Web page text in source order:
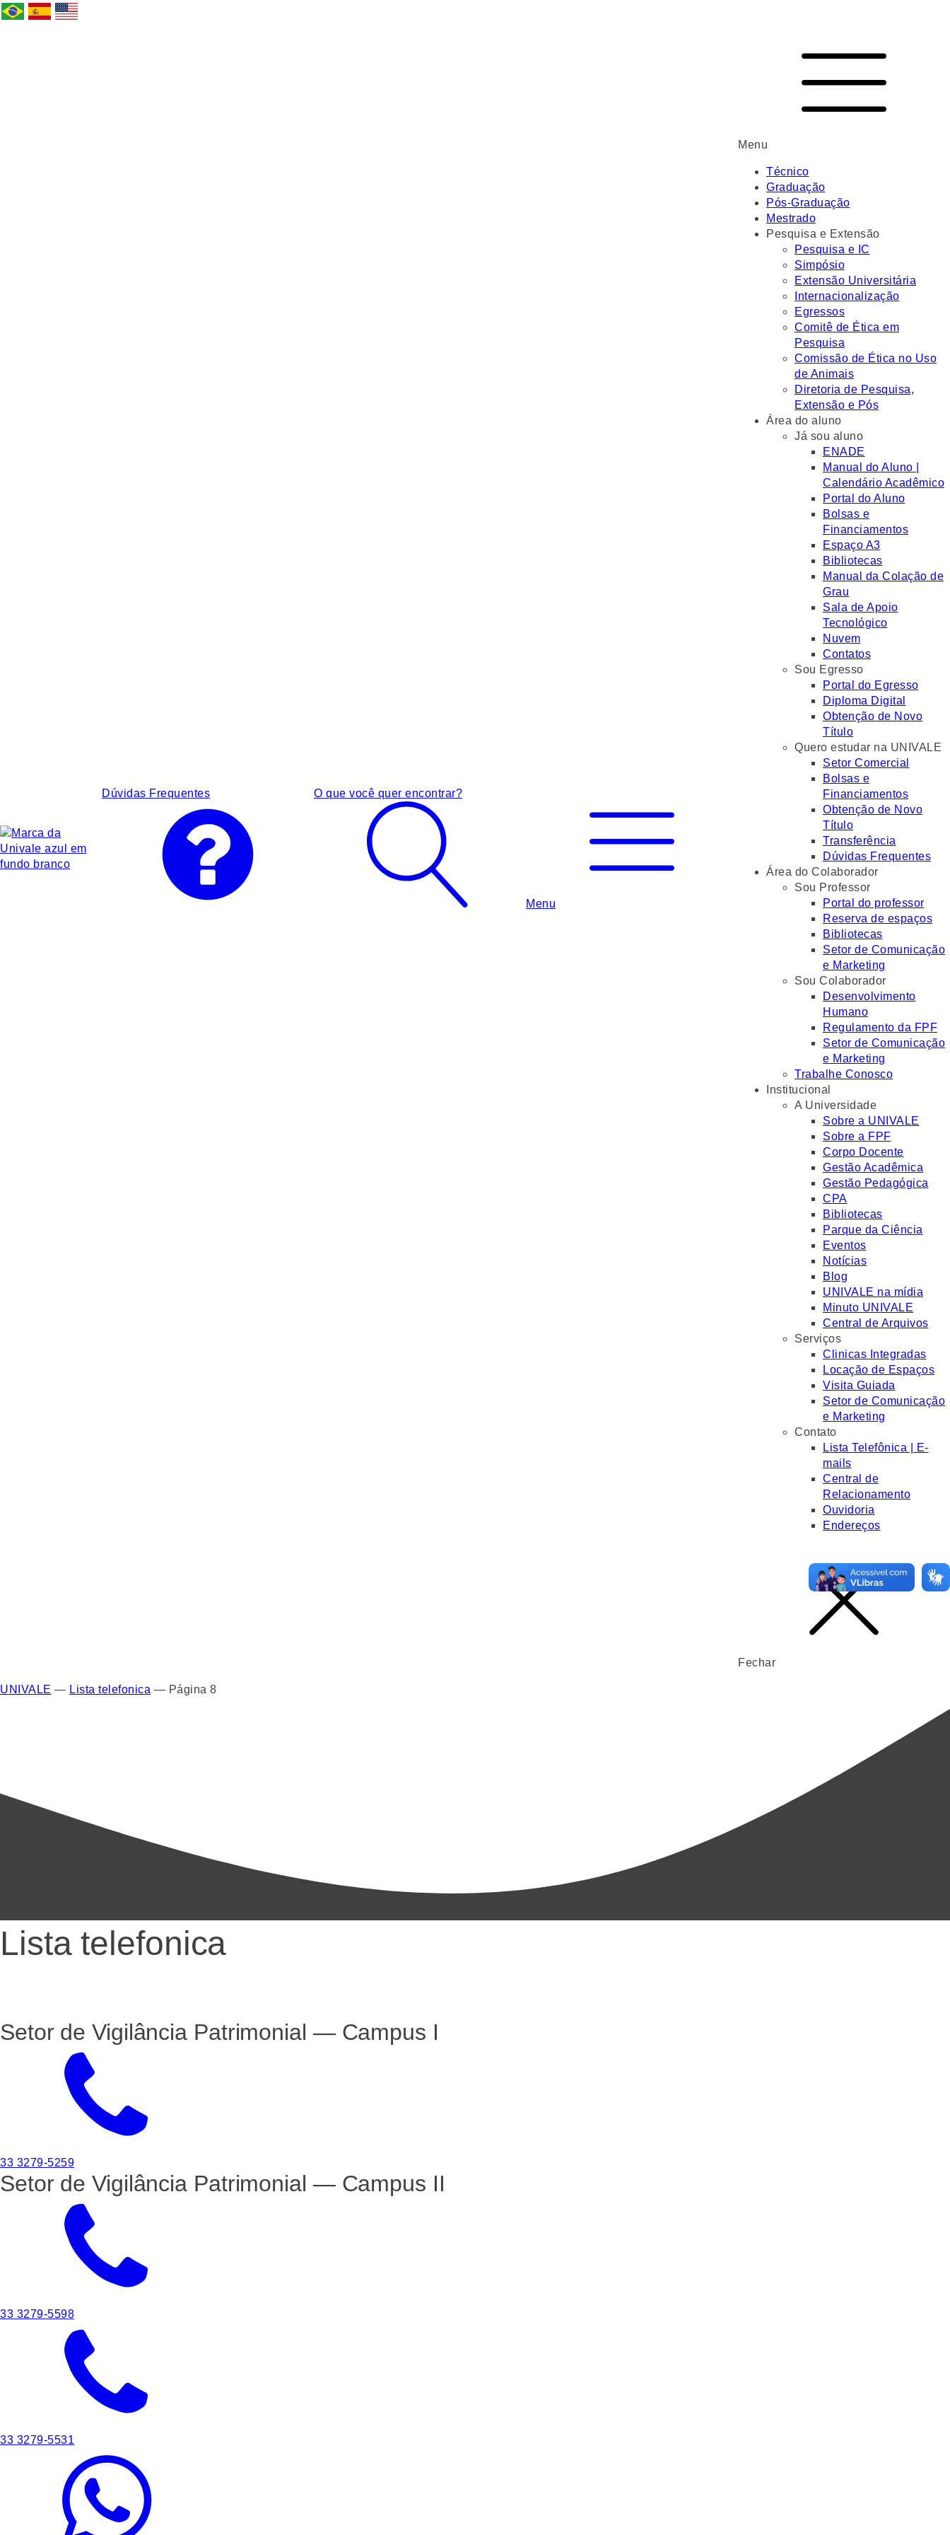
Dúvidas Frequentes O que você quer encontrar?
Menu
Menu
Técnico
Graduação
Pós-Graduação
Mestrado
Pesquisa e Extensão
Pesquisa e IC
Simpósio
Extensão Universitária
Internacionalização
Egressos
Comitê de Ética em
Pesquisa
Comissão de Ética no Uso
de Animais
Diretoria de Pesquisa,
Extensão e Pós
Área do aluno
Já sou aluno
ENADE
Manual do Aluno |
Calendário Acadêmico
Portal do Aluno
Bolsas e
Financiamentos
Espaço A3
Bibliotecas
Manual da Colação de
Grau
Sala de Apoio
Tecnológico
Nuvem
Contatos
Sou Egresso
Portal do Egresso
Diploma Digital
Obtenção de Novo
Título
Quero estudar na UNIVALE
Setor Comercial
Bolsas e
Financiamentos
Obtenção de Novo
Título
Transferência
Dúvidas Frequentes
Área do Colaborador
Sou Professor
Portal do professor
Reserva de espaços
Bibliotecas
Setor de Comunicação
e Marketing
Sou Colaborador
Desenvolvimento
Humano
Regulamento da FPF
Setor de Comunicação
e Marketing
Trabalhe Conosco
Institucional
A Universidade
Sobre a UNIVALE
Sobre a FPF
Corpo Docente
Gestão Acadêmica
Gestão Pedagógica
CPA
Bibliotecas
Parque da Ciência
Eventos
Notícias
Blog
UNIVALE na mídia
Minuto UNIVALE
Central de Arquivos
Serviços
Clinicas Integradas
Locação de Espaços
Visita Guiada
Setor de Comunicação
e Marketing
Contato
Lista Telefônica | E-
mails
Central de
Relacionamento
Ouvidoria
Endereços
Fechar
UNIVALE — Lista telefonica — Página 8
Lista telefonica
Setor de Vigilância Patrimonial — Campus I
33 3279-5259
Setor de Vigilância Patrimonial — Campus II
33 3279-5598
33 3279-5531